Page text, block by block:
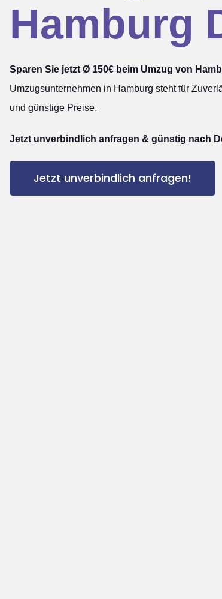
Hamburg
Sparen Sie jetzt Ø 150€ beim Umzug von
Umzugsunternehmen in Hamburg steht für
und günstige Preise.
Jetzt unverbindlich anfragen & günstig nach
Jetzt unverbindlich anfragen!